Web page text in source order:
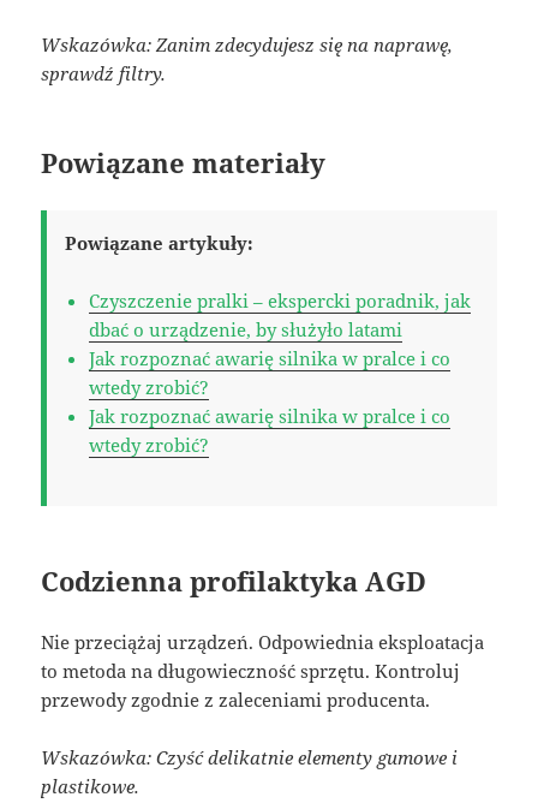
Wskazówka: Zanim zdecydujesz się na naprawę,
sprawdź filtry.
Powiązane materiały
Powiązane artykuły:
Czyszczenie pralki – ekspercki poradnik, jak
dbać o urządzenie, by służyło latami
Jak rozpoznać awarię silnika w pralce i co
wtedy zrobić?
Jak rozpoznać awarię silnika w pralce i co
wtedy zrobić?
Codzienna profilaktyka AGD
Nie przeciążaj urządzeń. Odpowiednia eksploatacja
to metoda na długowieczność sprzętu. Kontroluj
przewody zgodnie z zaleceniami producenta.
Wskazówka: Czyść delikatnie elementy gumowe i
plastikowe.